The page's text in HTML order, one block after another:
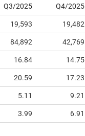
Q3/2025 Q4/2025
19,593 19,482
84,892 42,769
16.84 14.75
20.59 17.23
5.11 9.21
3.99 6.91